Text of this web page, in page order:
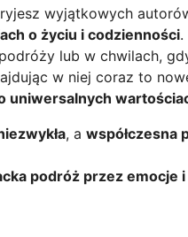
wyjątkowych
o życiu i codzienności.
lub w chwilach,
w niej coraz to
uniwersalnych
, a współczesna
podróż przez emocje